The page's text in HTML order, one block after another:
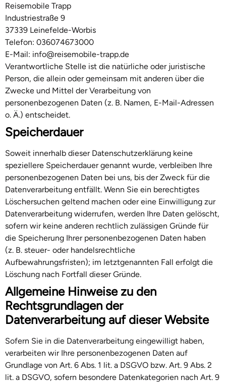
Reisemobile Trapp
Industriestraße 9
37339 Leinefelde-Worbis
Telefon: 036074673000
E-Mail: info@reisemobile-trapp.de
Verantwortliche Stelle ist die natürliche oder juristische
Person, die allein oder gemeinsam mit anderen über die
Zwecke und Mittel der Verarbeitung von
personenbezogenen Daten (z. B. Namen, E-Mail-Adressen
o. Ä.) entscheidet.
Speicherdauer
Soweit innerhalb dieser Datenschutzerklärung keine
speziellere Speicherdauer genannt wurde, verbleiben Ihre
personenbezogenen Daten bei uns, bis der Zweck für die
Datenverarbeitung entfällt. Wenn Sie ein berechtigtes
Löschersuchen geltend machen oder eine Einwilligung zur
Datenverarbeitung widerrufen, werden Ihre Daten gelöscht,
sofern wir keine anderen rechtlich zulässigen Gründe für
die Speicherung Ihrer personenbezogenen Daten haben
(z. B. steuer- oder handelsrechtliche
Aufbewahrungsfristen); im letztgenannten Fall erfolgt die
Löschung nach Fortfall dieser Gründe.
Allgemeine Hinweise zu den
Rechtsgrundlagen der
Datenverarbeitung auf dieser Website
Sofern Sie in die Datenverarbeitung eingewilligt haben,
verarbeiten wir Ihre personenbezogenen Daten auf
Grundlage von Art. 6 Abs. 1 lit. a DSGVO bzw. Art. 9 Abs. 2
lit. a DSGVO, sofern besondere Datenkategorien nach Art. 9